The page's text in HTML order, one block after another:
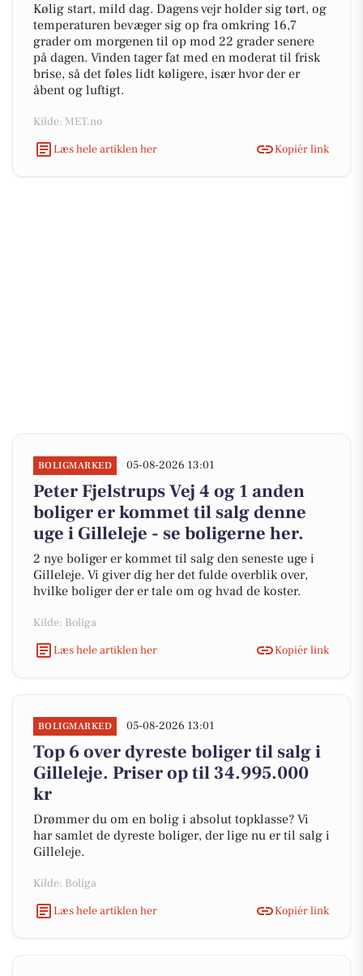
Kølig start, mild dag. Dagens vejr holder sig tørt, og
temperaturen bevæger sig op fra omkring 16,7
grader om morgenen til op mod 22 grader senere
på dagen. Vinden tager fat med en moderat til frisk
brise, så det føles lidt køligere, især hvor der er
åbent og luftigt.
Kilde: MET.no
Læs hele artiklen her
Kopiér link
BOLIGMARKED 05-08-2026 13:01
Peter Fjelstrups Vej 4 og 1 anden
boliger er kommet til salg denne
uge i Gilleleje - se boligerne her.
2 nye boliger er kommet til salg den seneste uge i
Gilleleje. Vi giver dig her det fulde overblik over,
hvilke boliger der er tale om og hvad de koster.
Kilde: Boliga
Læs hele artiklen her
Kopiér link
BOLIGMARKED 05-08-2026 13:01
Top 6 over dyreste boliger til salg i
Gilleleje. Priser op til 34.995.000
kr
Drømmer du om en bolig i absolut topklasse? Vi
har samlet de dyreste boliger, der lige nu er til salg i
Gilleleje.
Kilde: Boliga
Læs hele artiklen her
Kopiér link